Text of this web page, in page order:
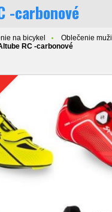
-carbonové
na bicykel Oblečenie muži
RC -carbonové